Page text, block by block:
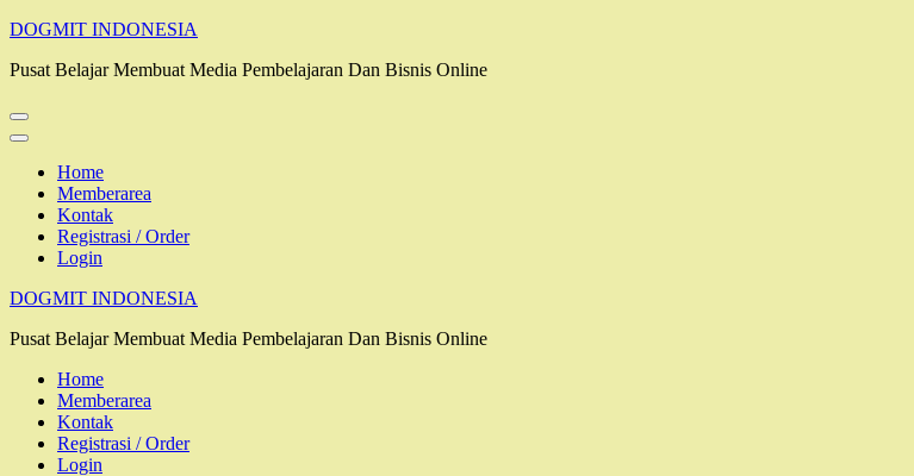
Lompat
konten
Enter)
DOGMIT INDONESIA
Pusat Belajar Membuat Media Pembelajaran Dan Bisnis Online
Home
Memberarea
Kontak
Registrasi / Order
Login
DOGMIT INDONESIA
Pusat Belajar Membuat Media Pembelajaran Dan Bisnis Online
Home
Memberarea
Kontak
Registrasi / Order
Login